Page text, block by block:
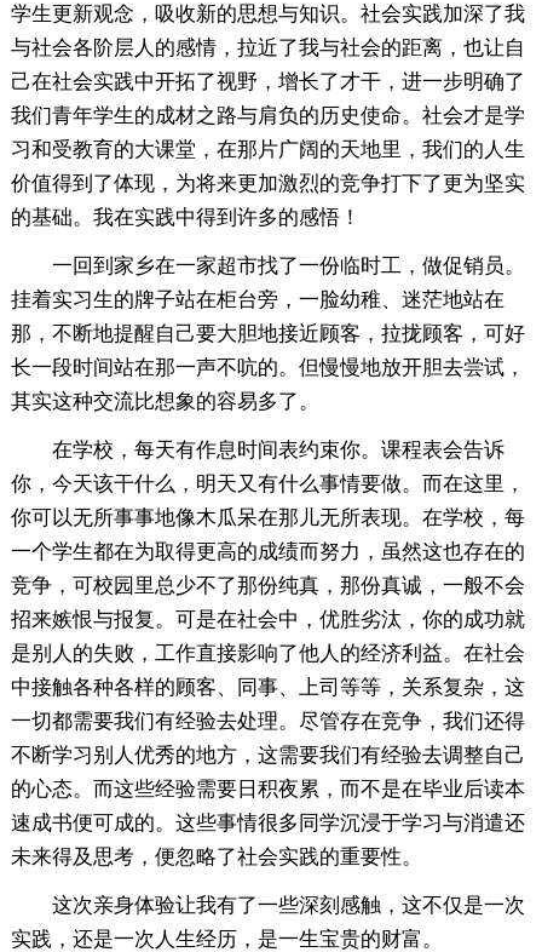
学生更新观念，吸收新的思想与知识。社会实践加深了我
与社会各阶层人的感情，拉近了我与社会的距离，也让自
己在社会实践中开拓了视野，增长了才干，进一步明确了
我们青年学生的成材之路与肩负的历史使命。社会才是学
习和受教育的大课堂，在那片广阔的天地里，我们的人生
价值得到了体现，为将来更加激烈的竞争打下了更为坚实
的基础。我在实践中得到许多的感悟！
一回到家乡在一家超市找了一份临时工，做促销员。
挂着实习生的牌子站在柜台旁，一脸幼稚、迷茫地站在
那，不断地提醒自己要大胆地接近顾客，拉拢顾客，可好
长一段时间站在那一声不吭的。但慢慢地放开胆去尝试，
其实这种交流比想象的容易多了。
在学校，每天有作息时间表约束你。课程表会告诉
你，今天该干什么，明天又有什么事情要做。而在这里，
你可以无所事事地像木瓜呆在那儿无所表现。在学校，每
一个学生都在为取得更高的成绩而努力，虽然这也存在的
竞争，可校园里总少不了那份纯真，那份真诚，一般不会
招来嫉恨与报复。可是在社会中，优胜劣汰，你的成功就
是别人的失败，工作直接影响了他人的经济利益。在社会
中接触各种各样的顾客、同事、上司等等，关系复杂，这
一切都需要我们有经验去处理。尽管存在竞争，我们还得
不断学习别人优秀的地方，这需要我们有经验去调整自己
的心态。而这些经验需要日积夜累，而不是在毕业后读本
速成书便可成的。这些事情很多同学沉浸于学习与消遣还
未来得及思考，便忽略了社会实践的重要性。
这次亲身体验让我有了一些深刻感触，这不仅是一次
实践，还是一次人生经历，是一生宝贵的财富。